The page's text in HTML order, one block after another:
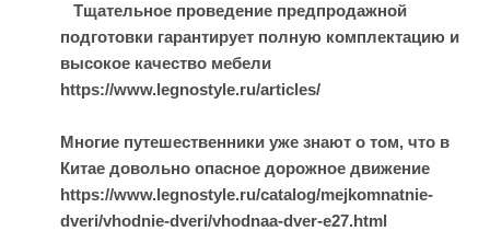
Тщательное проведение предпродажной
подготовки гарантирует полную комплектацию и
высокое качество мебели
https://www.legnostyle.ru/articles/
Многие путешественники уже знают о том, что в
Китае довольно опасное дорожное движение
https://www.legnostyle.ru/catalog/mejkomnatnie-
dveri/vhodnie-dveri/vhodnaa-dver-e27.html